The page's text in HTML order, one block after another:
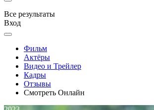
Все результаты
Вход
Фильм
Актёры
Видео и Трейлер
Кадры
Отзывы
Смотреть Онлайн